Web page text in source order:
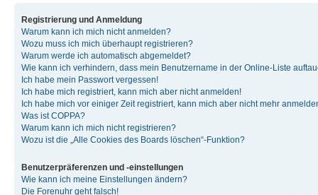
Registrierung und Anmeldung
Warum kann ich mich nicht anmelden?
Wozu muss ich mich überhaupt registrieren?
Warum werde ich automatisch abgemeldet?
Wie kann ich verhindern, dass mein Benutzername in der Online-Liste
Ich habe mein Passwort vergessen!
Ich habe mich registriert, kann mich aber nicht anmelden!
Ich habe mich vor einiger Zeit registriert, kann mich aber nicht mehr
Was ist COPPA?
Warum kann ich mich nicht registrieren?
Wozu ist die „Alle Cookies des Boards löschen“-Funktion?
Benutzerpräferenzen und -einstellungen
Wie kann ich meine Einstellungen ändern?
Die Forenuhr geht falsch!